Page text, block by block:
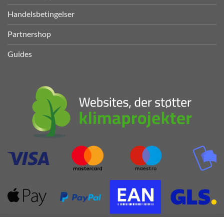
Handelsbetingelser
Partnershop
Guides